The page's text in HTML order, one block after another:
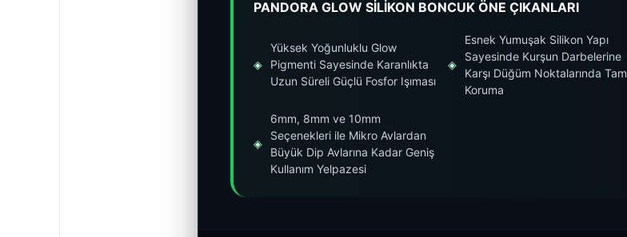
PANDORA GLOW SİLİKON BONCUK ÖNE ÇIKANLARI
◈
Yüksek Yoğunluklu Glow
Pigmenti Sayesinde Karanlıkta
Uzun Süreli Güçlü Fosfor Işıması
◈
Esnek Yumuşak Silikon Yapı
Sayesinde Kurşun Darbelerine
Karşı Düğüm Noktalarında Tam
Koruma
◈
6mm, 8mm ve 10mm
Seçenekleri ile Mikro Avlardan
Büyük Dip Avlarına Kadar Geniş
Kullanım Yelpazesi